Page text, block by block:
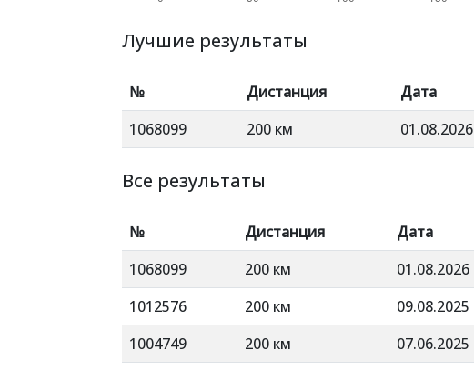
Лучшие результаты
№ Дистанция Дата
1068099
200 км 01.08.2026
Все результаты
№ Дистанция Дата
1068099
200 км 01.08.2026
1012576
200 км 09.08.2025
1004749
200 км 07.06.2025